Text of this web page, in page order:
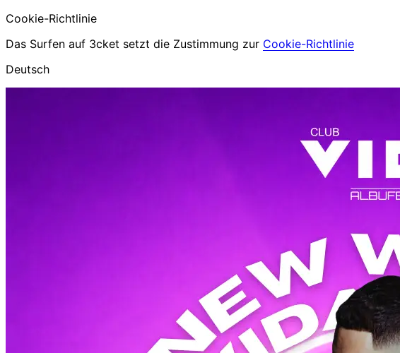
Cookie-Richtlinie
Das Surfen auf 3cket setzt die Zustimmung zur Cookie-Richtlinie
Deutsch